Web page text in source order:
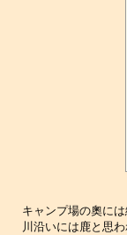
キャンプ場の奧に
川沿いには鹿と思